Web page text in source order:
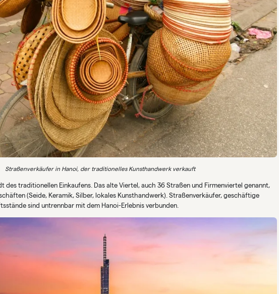
Straßenverkäufer in Hanoi, der traditionelles Kunsthandwerk verkauft
des traditionellen Einkaufens. Das alte Viertel, auch 36 Straßen und Firmenviertel genannt,
(Seide, Keramik, Silber, lokales Kunsthandwerk). Straßenverkäufer, geschäftige
sind untrennbar mit dem Hanoi-Erlebnis verbunden.